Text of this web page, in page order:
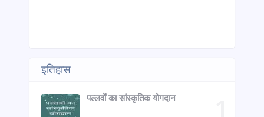
इतिहास
पल्लवों का सांस्कृतिक योगदान